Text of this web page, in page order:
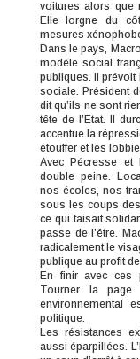
voitures alors que
Elle lorgne du
mesures
Dans le pays,
modèle social
publiques. Il
sociale. Président
dit qu’ils ne sont
tête de l’Etat. Il
accentue la
étouffer et les
Avec Pécresse et
double peine.
nos écoles, nos
sous les coups
ce qui faisait
passe de l’être.
radicalement le
publique au profit
En finir avec ces
Tourner la
environnemental
politique.
Les résistances
aussi éparpillées.